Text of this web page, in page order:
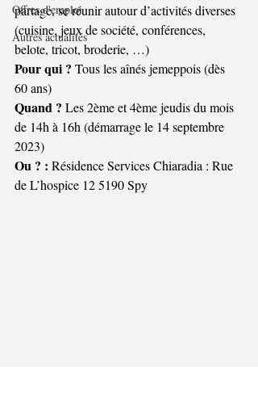
Offres d'emploi
Autres actualités
partage, se réunir autour d’activités diverses
(cuisine, jeux de société, conférences,
belote, tricot, broderie, …)
Pour qui ? Tous les aînés jemeppois (dès
60 ans)
Quand ? Les 2ème et 4ème jeudis du mois
de 14h à 16h (démarrage le 14 septembre
2023)
Ou ? : Résidence Services Chiaradia : Rue
de L’hospice 12 5190 Spy